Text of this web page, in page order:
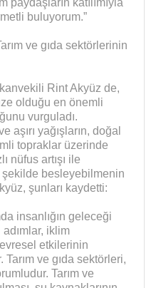
katılımıyla
buluyorum.”
ve gıda sektörlerinin
Rint Akyüz de,
olduğu en önemli
vurguladı.
aşırı yağışların, doğal
topraklar üzerinde
nüfus artışı ile
şekilde besleyebilmenin
şunları kaydetti:
insanlığın geleceği
iklim
etkilerinin
ve gıda sektörleri,
Tarım ve